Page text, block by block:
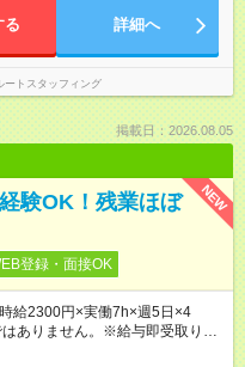
る 詳細へ
ートスタッフィング
掲載日：2026.08.05
NEW
験OK！残業ほぼ
登録・面接OK
給2300円×実働7h×週5日×4
ありません。※給与即受取りサ